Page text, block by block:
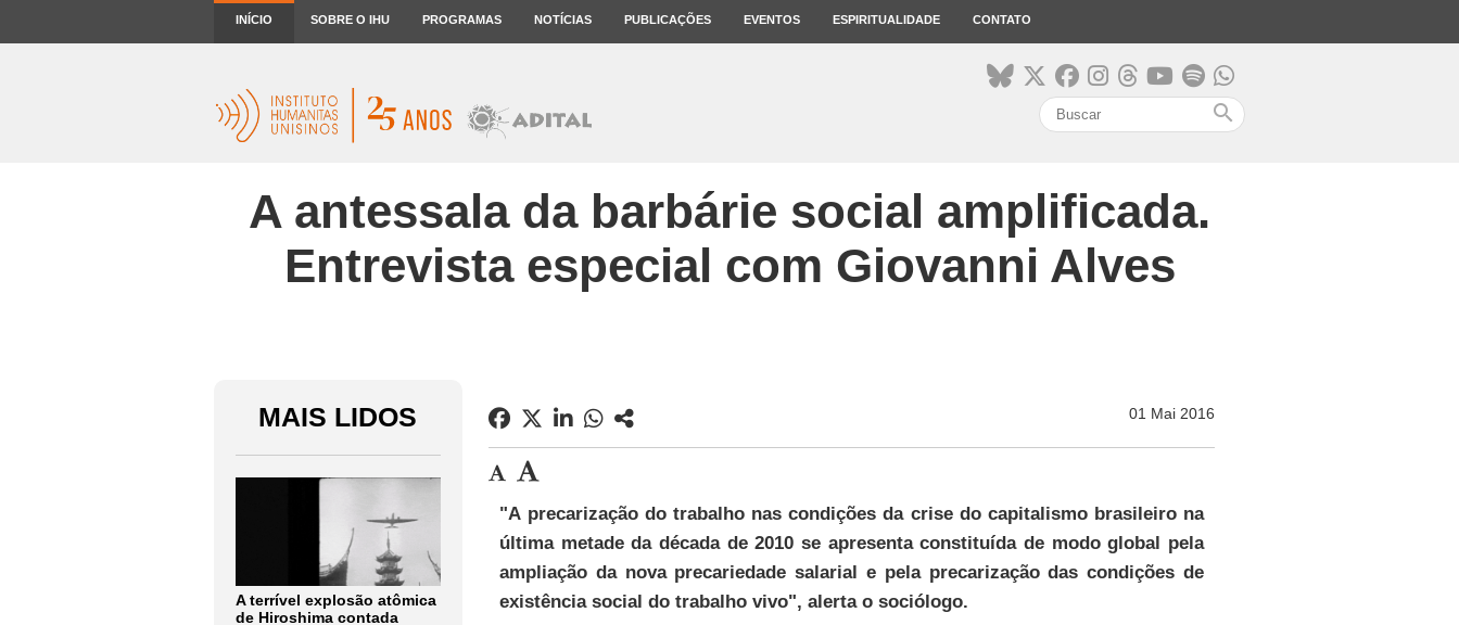
INÍCIO SOBRE O IHU PROGRAMAS NOTÍCIAS PUBLICAÇÕES EVENTOS ESPIRITUALIDADE CONTATO
search
A antessala da barbárie social amplificada.
Entrevista especial com Giovanni Alves
MAIS LIDOS
A terrível explosão atômica
de Hiroshima contada
01 Mai 2016
"A precarização do trabalho nas condições da crise do capitalismo brasileiro na
última metade da década de 2010 se apresenta constituída de modo global pela
ampliação da nova precariedade salarial e pela precarização das condições de
existência social do trabalho vivo", alerta o sociólogo.